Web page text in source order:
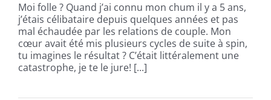
Moi folle ? Quand j’ai connu mon chum il y a 5 ans,
j’étais célibataire depuis quelques années et pas
mal échaudée par les relations de couple. Mon
cœur avait été mis plusieurs cycles de suite à spin,
tu imagines le résultat ? C’était littéralement une
catastrophe, je te le jure! [...]